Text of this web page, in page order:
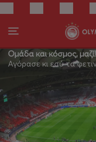
Ομάδα και κόσμος, μαζί!
Αγόρασε κι εσύ τα